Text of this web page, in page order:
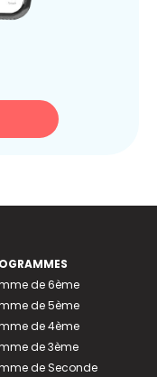
de 6ème
de 5ème
de 4ème
de 3ème
de Seconde